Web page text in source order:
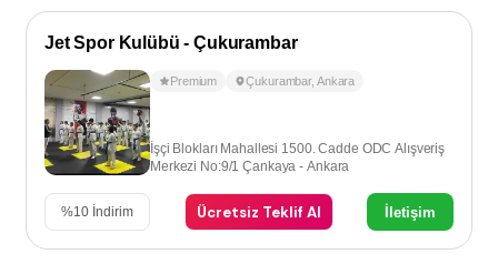
Jet Spor Kulübü - Çukurambar
Premium Çukurambar, Ankara
İşçi Blokları Mahallesi 1500. Cadde ODC Alışveriş
Merkezi No:9/1 Çankaya - Ankara
%10 İndirim Ücretsiz Teklif Al İletişim